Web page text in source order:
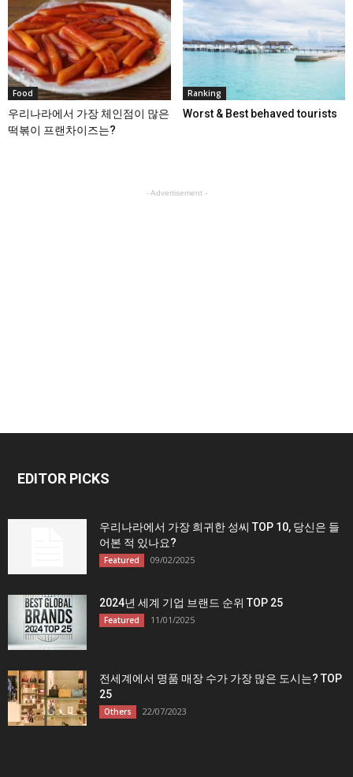
Food
우리나라에서 가장 체인점이 많은
떡볶이 프랜차이즈는?
Ranking
Worst & Best behaved tourists
- Advertisement -
EDITOR PICKS
우리나라에서 가장 희귀한 성씨 TOP 10, 당신은 들
어본 적 있나요?
Featured 09/02/2025
2024년 세계 기업 브랜드 순위 TOP 25
Featured 11/01/2025
전세계에서 명품 매장 수가 가장 많은 도시는? TOP
25
Others 22/07/2023